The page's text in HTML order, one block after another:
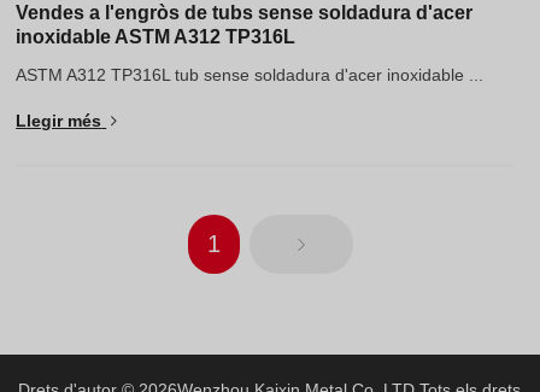
Vendes a l'engròs de tubs sense soldadura d'acer
inoxidable ASTM A312 TP316L
ASTM A312 TP316L tub sense soldadura d'acer inoxidable ...
Llegir més
1